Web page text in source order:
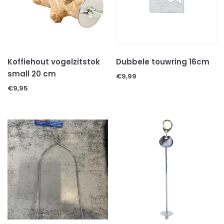
Koffiehout vogelzitstok
small 20 cm
€9,95
Dubbele touwring 16cm
€9,99
Decoratie & speeltjes
Voer/drinkbakken
Volg ons op: